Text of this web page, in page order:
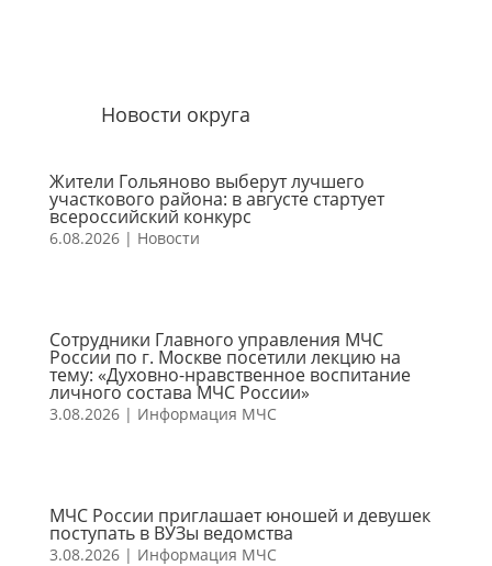
Новости округа
Жители Гольяново выберут лучшего
участкового района: в августе стартует
всероссийский конкурс
6.08.2026| Новости
Сотрудники Главного управления МЧС
России по г. Москве посетили лекцию на
тему: «Духовно-нравственное воспитание
личного состава МЧС России»
3.08.2026| Информация МЧС
МЧС России приглашает юношей и девушек
поступать в ВУЗы ведомства
3.08.2026| Информация МЧС